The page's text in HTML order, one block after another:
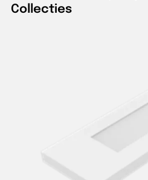
Collecties